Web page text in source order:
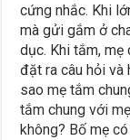
cứng nhắc. Khi
mà gửi gắm ở
dục. Khi tắm, mẹ
đặt ra câu hỏi và
sao mẹ tắm
tắm chung với
không? Bố mẹ